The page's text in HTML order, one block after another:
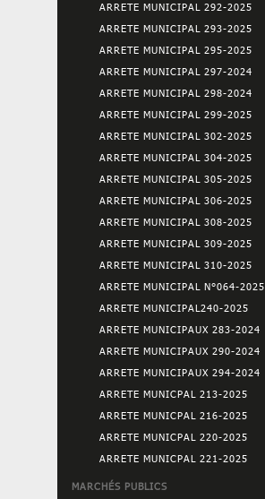
ARRETE MUNICIPAL 292-2025
ARRETE MUNICIPAL 293-2025
ARRETE MUNICIPAL 295-2025
ARRETE MUNICIPAL 297-2024
ARRETE MUNICIPAL 298-2024
ARRETE MUNICIPAL 299-2025
ARRETE MUNICIPAL 302-2025
ARRETE MUNICIPAL 304-2025
ARRETE MUNICIPAL 305-2025
ARRETE MUNICIPAL 306-2025
ARRETE MUNICIPAL 308-2025
ARRETE MUNICIPAL 309-2025
ARRETE MUNICIPAL 310-2025
ARRETE MUNICIPAL N°064-2025
ARRETE MUNICIPAL240-2025
ARRETE MUNICIPAUX 283-2024
ARRETE MUNICIPAUX 290-2024
ARRETE MUNICIPAUX 294-2024
ARRETE MUNICPAL 213-2025
ARRETE MUNICPAL 216-2025
ARRETE MUNICPAL 220-2025
ARRETE MUNICPAL 221-2025
MARCHÉS PUBLICS